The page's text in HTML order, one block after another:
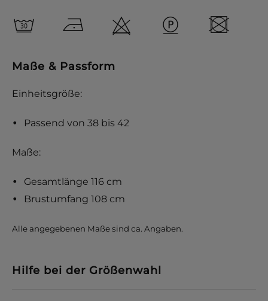
Maße & Passform
Einheitsgröße:
Passend von 38 bis 42
Maße:
Gesamtlänge 116 cm
Brustumfang 108 cm
Alle angegebenen Maße sind ca. Angaben.
Hilfe bei der Größenwahl